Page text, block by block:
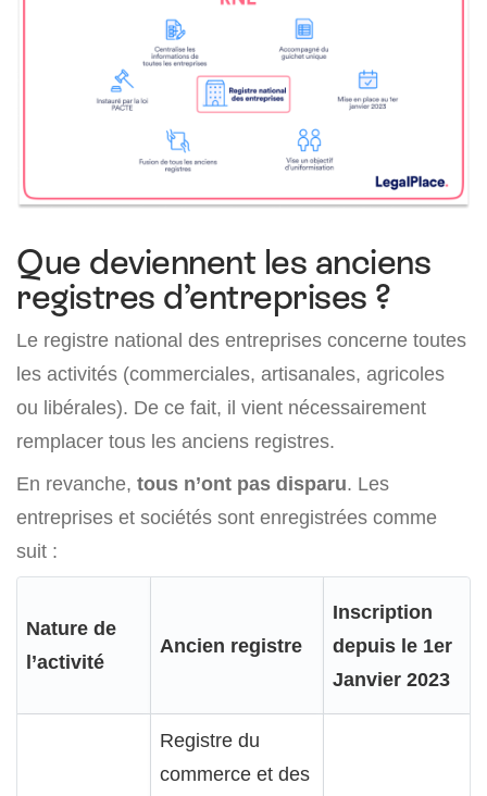
Que deviennent les anciens
registres d’entreprises ?
Le registre national des entreprises concerne toutes
les activités (commerciales, artisanales, agricoles
ou libérales). De ce fait, il vient nécessairement
remplacer tous les anciens registres.
En revanche, tous n’ont pas disparu. Les
entreprises et sociétés sont enregistrées comme
suit :
Nature de
l’activité
Ancien registre
Inscription
depuis le 1er
Janvier 2023
Registre du
commerce et des